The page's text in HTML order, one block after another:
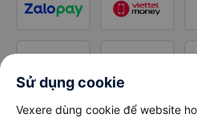
Sử dụng cookie
Vexere dùng cookie để website